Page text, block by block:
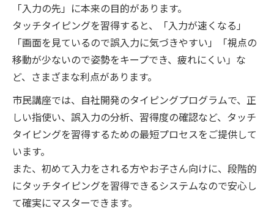
「入力の先」に本来の目的があります。
タッチタイピングを習得すると、「入力が速くなる」
「画面を見ているので誤入力に気づきやすい」「視点の
移動が少ないので姿勢をキープでき、疲れにくい」な
ど、さまざまな利点があります。
市民講座では、自社開発のタイピングプログラムで、正
しい指使い、誤入力の分析、習得度の確認など、タッチ
タイピングを習得するための最短プロセスをご提供して
います。
また、初めて入力をされる方やお子さん向けに、段階的
にタッチタイピングを習得できるシステムなので安心し
て確実にマスターできます。